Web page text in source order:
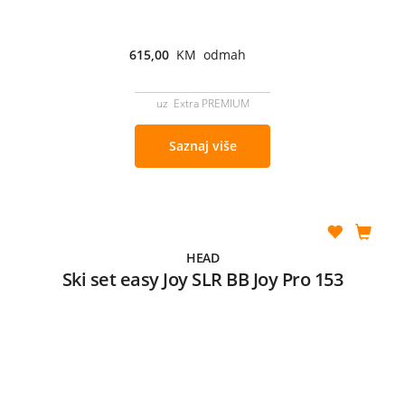
615,00 KM odmah
uz Extra PREMIUM
Saznaj više
HEAD
Ski set easy Joy SLR BB Joy Pro 153